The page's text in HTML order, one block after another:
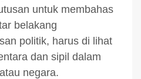
untuk membahas
belakang
politik, harus di lihat
dan sipil dalam
negara.